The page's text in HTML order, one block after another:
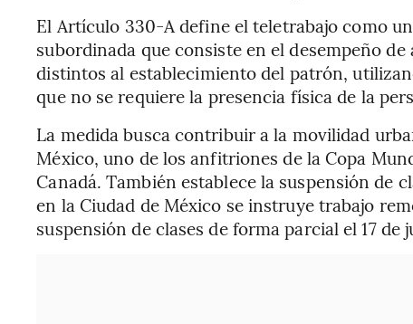
El Artículo 330-A define el teletrabajo como
subordinada que consiste en el desempeño
distintos al establecimiento del patrón,
que no se requiere la presencia física de la
La medida busca contribuir a la movilidad
México, uno de los anfitriones de la Copa
Canadá. También establece la suspensión de
en la Ciudad de México se instruye trabajo
suspensión de clases de forma parcial el 17 de